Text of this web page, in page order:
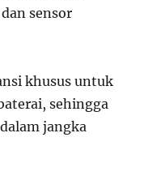
sensor
khusus untuk
sehingga
jangka